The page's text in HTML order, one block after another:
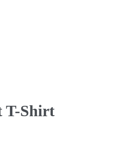
T-Shirt